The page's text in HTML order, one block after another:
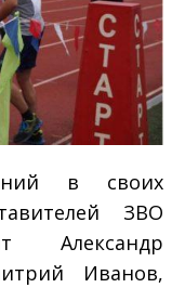
в своих
ЗВО
Александр
Иванов,